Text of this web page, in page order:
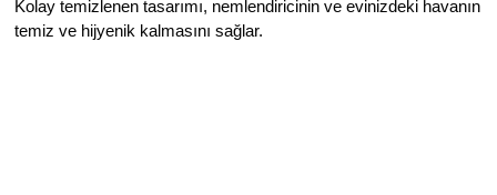
Kolay temizlenen tasarımı, nemlendiricinin ve evinizdeki havanın
temiz ve hijyenik kalmasını sağlar.